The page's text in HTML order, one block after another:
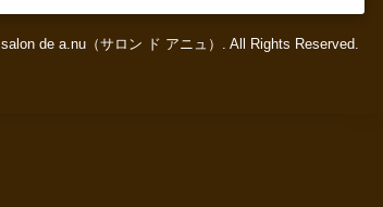
salon de a.nu（サロン ド アニュ） . All Rights Reserved.